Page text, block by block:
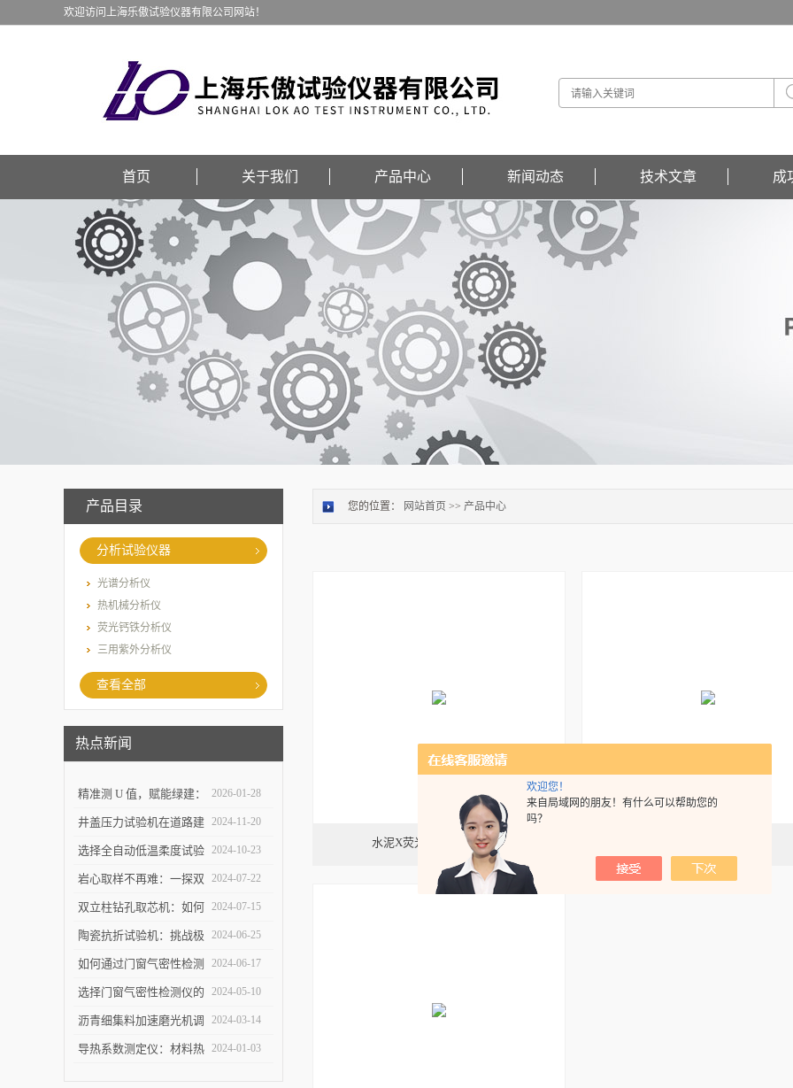
欢迎您！
来自局域网的朋友！有什么可以帮助您的
吗？
欢迎访问上海乐傲试验仪器有限公司网站！
首页 关于我们 产品中心 新闻动态 技术文章 成
产品目录
分析试验仪器
光谱分析仪
热机械分析仪
荧光钙铁分析仪
三用紫外分析仪
查看全部
热点新闻
精准测 U 值，赋能绿建：
上海乐傲的传热系数测量
仪守护建筑节能底线
2026-01-28
井盖压力试验机在道路建
设中的作用是什么？
2024-11-20
选择全自动低温柔度试验
仪，需要注意哪些事项？
2024-10-23
岩心取样不再难：一探双
立柱钻孔取芯机的奥秘
2024-07-22
双立柱钻孔取芯机：如何
提高地质取样的精确度与
效率？
2024-07-15
陶瓷抗折试验机：挑战极
限，提升可能
2024-06-25
如何通过门窗气密性检测
仪节能？
2024-06-17
选择门窗气密性检测仪的
关键因素是什么？
2024-05-10
沥青细集料加速磨光机调
试完毕紧急发货
2024-03-14
导热系数测定仪：材料热 2024-01-03
您的位置： 网站首页 >> 产品中心
水泥X荧光钙铁含量分析仪